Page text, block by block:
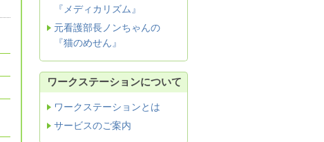
『メディカリズム』
元看護部長ノンちゃんの
『猫のめせん』
ワークステーションについて
ワークステーションとは
サービスのご案内